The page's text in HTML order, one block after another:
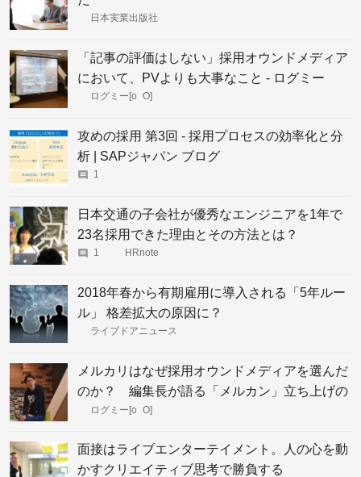
日本実業出版社
「記事の評価はしない」採用オウンドメディア
において、PVよりも大事なこと - ログミー
ログミー[o_O]
攻めの採用 第3回 - 採用プロセスの効率化と分
析 | SAPジャパン ブログ
1
日本交通の子会社が優秀なエンジニアを1年で
23名採用できた理由とその方法とは？
1 HRnote
2018年春から有期雇用に導入される「5年ルー
ル」 格差拡大の原因に？
ライブドアニュース
メルカリはなぜ採用オウンドメディアを選んだ
のか？ 編集長が語る「メルカン」立ち上げの
経緯
ログミー[o_O]
面接はライブエンターテイメント。人の心を動
かすクリエイティブ思考で勝負する